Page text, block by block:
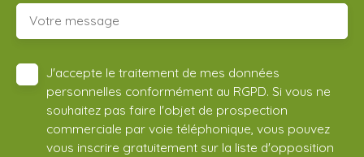
Votre message
J'accepte le traitement de mes données
personnelles conformément au RGPD. Si vous ne
souhaitez pas faire l'objet de prospection
commerciale par voie téléphonique, vous pouvez
vous inscrire gratuitement sur la liste d'opposition